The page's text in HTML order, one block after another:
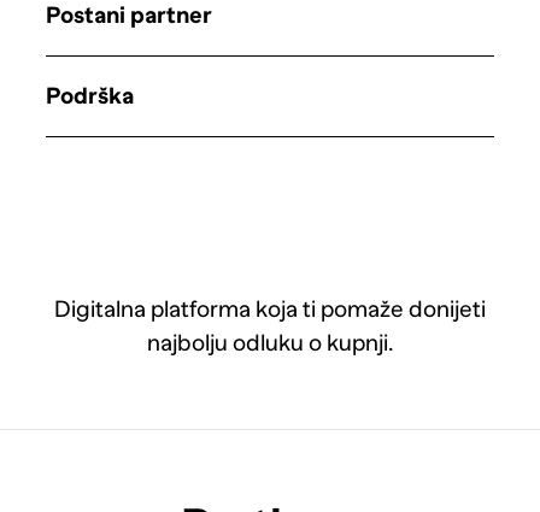
Digitalna platforma koja ti pomaže donijeti
najbolju odluku o kupnji.
Postani partner
Podrška